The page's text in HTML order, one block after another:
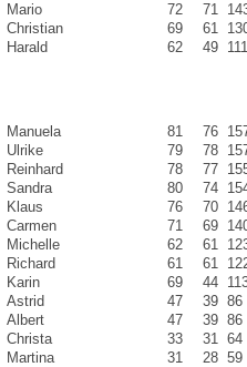
Mario 72 71
Christian 69 61
Harald 62 49 111
Manuela 81 76
Ulrike 79 78
Reinhard 78 77
Sandra 80 74
Klaus 76 70
Carmen 71 69
Michelle 62 61
Richard 61 61
Karin 69 44
Astrid 47 39 86
Albert 47 39 86
Christa 33 31
64
Martina 31 28 59